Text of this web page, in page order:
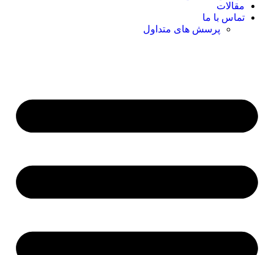
مقالات
تماس با ما
پرسش های متداول